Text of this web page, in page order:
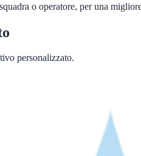
o operatore, per una
personalizzato.